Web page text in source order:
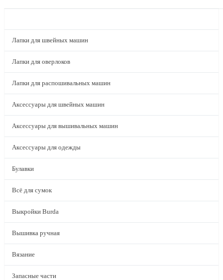
Лапки для швейных машин
Лапки для оверлоков
Лапки для распошивальных машин
Аксессуары для швейных машин
Аксессуары для вышивальных машин
Аксессуары для одежды
Булавки
Всё для сумок
Выкройки Burda
Вышивка ручная
Вязание
Запасные части